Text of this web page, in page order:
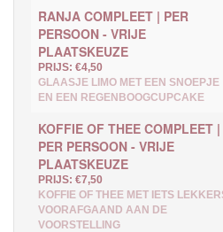
RANJA COMPLEET | PER
PERSOON - VRIJE
PLAATSKEUZE
PRIJS: €4,50
GLAASJE LIMO MET EEN SNOEPJE
EN EEN REGENBOOGCUPCAKE
KOFFIE OF THEE COMPLEET |
PER PERSOON - VRIJE
PLAATSKEUZE
PRIJS: €7,50
KOFFIE OF THEE MET IETS
VOORAFGAAND AAN DE
VOORSTELLING